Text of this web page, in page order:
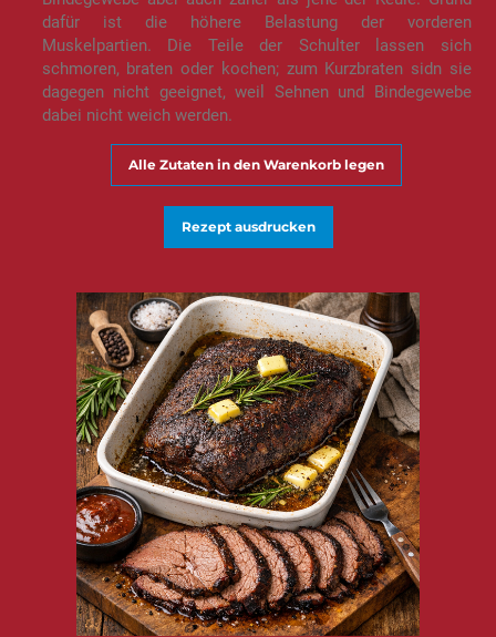
dafür ist die höhere Belastung der vorderen
Muskelpartien. Die Teile der Schulter lassen sich
schmoren, braten oder kochen; zum Kurzbraten sidn sie
dagegen nicht geeignet, weil Sehnen und Bindegewebe
dabei nicht weich werden.
Alle Zutaten in den Warenkorb legen
Rezept ausdrucken